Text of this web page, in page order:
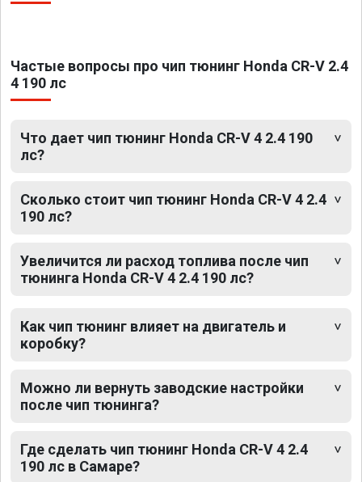
Частые вопросы про чип тюнинг Honda CR-V 2.4
4 190 лс
Что дает чип тюнинг Honda CR-V 4 2.4 190
лс?
Сколько стоит чип тюнинг Honda CR-V 4 2.4
190 лс?
Увеличится ли расход топлива после чип
тюнинга Honda CR-V 4 2.4 190 лс?
Как чип тюнинг влияет на двигатель и
коробку?
Можно ли вернуть заводские настройки
после чип тюнинга?
Где сделать чип тюнинг Honda CR-V 4 2.4
190 лс в Самаре?